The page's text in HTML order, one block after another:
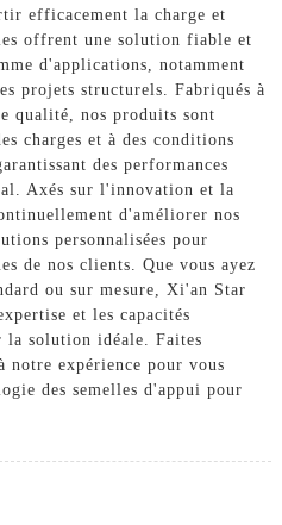
efficacement la charge et
offrent une solution fiable et
d'applications, notamment
projets structurels. Fabriqués à
qualité, nos produits sont
charges et à des conditions
des performances
Axés sur l'innovation et la
d'améliorer nos
personnalisées pour
de nos clients. Que vous ayez
ou sur mesure, Xi'an Star
et les capacités
la solution idéale. Faites
notre expérience pour vous
des semelles d'appui pour